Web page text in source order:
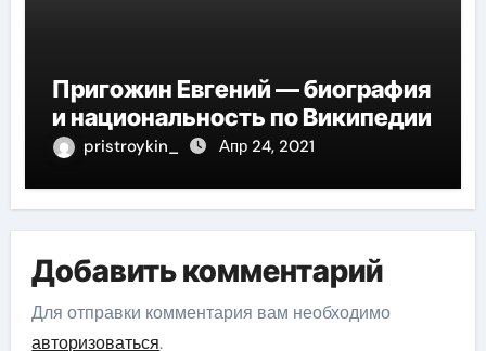
Пригожин Евгений — биография
и национальность по Википедии
pristroykin_ Апр 24, 2021
Добавить комментарий
Для отправки комментария вам необходимо
авторизоваться.